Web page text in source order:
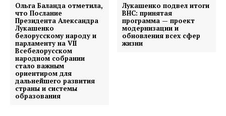
Правила использования материалов
Электронные обращения
Ольга Баланда отметила,
что Послание
Президента Александра
Лукашенко
белорусскому народу и
парламенту на VII
Всебелорусском
народном собрании
стало важным
ориентиром для
дальнейшего развития
страны и системы
образования
Лукашенко подвел итоги
ВНС: принятая
программа — проект
модернизации и
обновления всех сфер
жизни